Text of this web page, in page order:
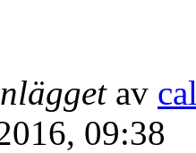
av
09:38